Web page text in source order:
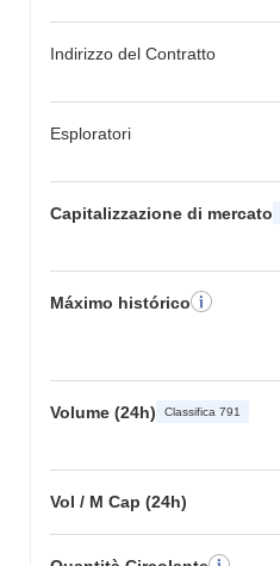
Indirizzo del Contratto
Esploratori
Capitalizzazione di mercato
Máximo histórico
Volume (24h) Classifica 791
Vol / M Cap (24h)